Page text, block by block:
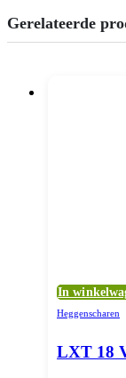
Gerelateerde
In
Heggenscharen
LXT 18